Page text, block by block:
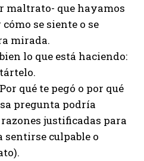
maltrato- que hayamos
se siente o se
mirada.
lo que está haciendo:
qué te pegó o por qué
pregunta podría
justificadas para
culpable o